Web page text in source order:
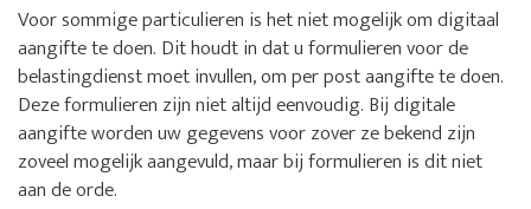
Voor sommige particulieren is het niet mogelijk om digitaal
aangifte te doen. Dit houdt in dat u formulieren voor de
belastingdienst moet invullen, om per post aangifte te doen.
Deze formulieren zijn niet altijd eenvoudig. Bij digitale
aangifte worden uw gegevens voor zover ze bekend zijn
zoveel mogelijk aangevuld, maar bij formulieren is dit niet
aan de orde.